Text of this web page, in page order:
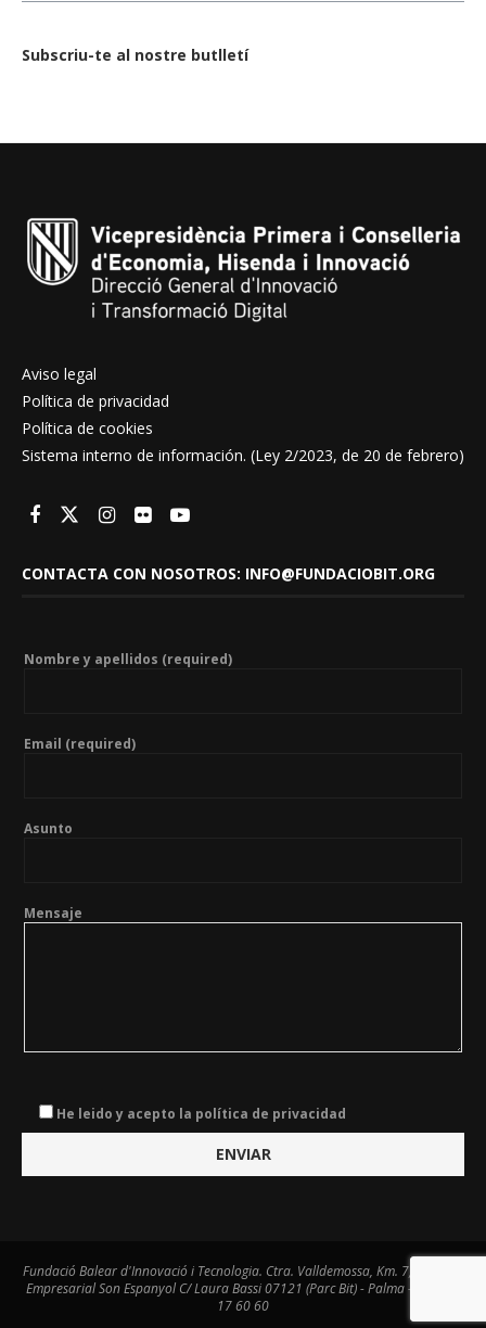
Subscriu-te al nostre butlletí
Aviso legal
Política de privacidad
Política de cookies
Sistema interno de información. (Ley 2/2023, de 20 de febrero)
CONTACTA CON NOSOTROS: INFO@FUNDACIOBIT.ORG
Nombre y apellidos (required)
Email (required)
Asunto
Mensaje
He leido y acepto la política de privacidad
Fundació Balear d'Innovació i Tecnologia. Ctra. Valldemossa, Km. 7,4. Centre
Empresarial Son Espanyol C/ Laura Bassi 07121 (Parc Bit) - Palma - Tel. 971
17 60 60